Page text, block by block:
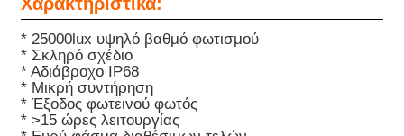
Ζητήστε ένα απόσπασμα
Φώτα ορυχείων LED
Ασύρματο φωτιστικό καπάκι εξόρυξης
* 25000lux υψηλό βαθμό φωτισμού
* Σκληρό σχέδιο
* Αδιάβροχο IP68
* Μικρή συντήρηση
* Έξοδος φωτεινού φωτός
* >15 ώρες λειτουργίας